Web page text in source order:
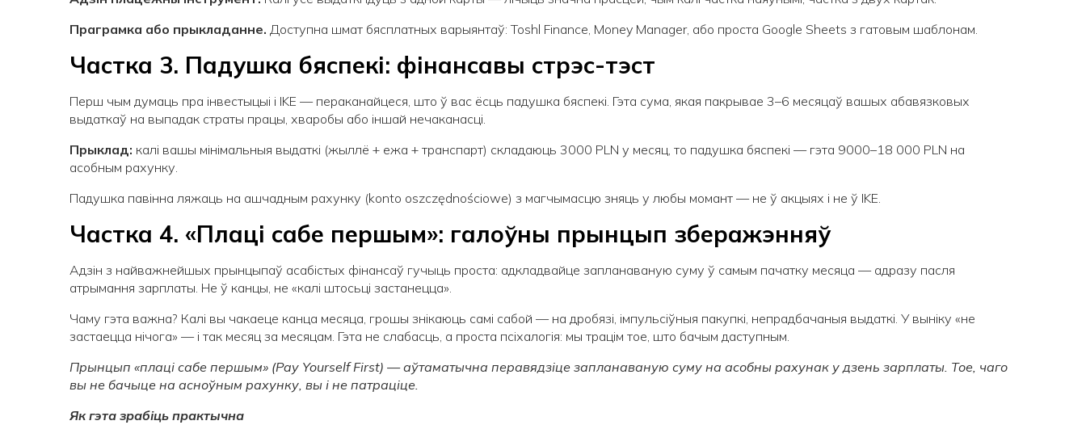
Праграмка або прыкладанне. Доступна шмат бясплатных варыянтаў: Toshl Finance, Money Manager, або проста Google Sheets з гатовым шаблонам.
Частка 3. Падушка бяспекі: фінансавы стрэс-тэст
Перш чым думаць пра інвестыцыі і IKE — пераканайцеся, што ў вас ёсць падушка бяспекі. Гэта сума, якая пакрывае 3–6 месяцаў вашых абавязковых
выдаткаў на выпадак страты працы, хваробы або іншай нечаканасці.
Прыклад: калі вашы мінімальныя выдаткі (жыллё + ежа + транспарт) складаюць 3000 PLN у месяц, то падушка бяспекі — гэта 9000–18 000 PLN на
асобным рахунку.
Падушка павінна ляжаць на ашчадным рахунку (konto oszczędnościowe) з магчымасцю зняць у любы момант — не ў акцыях і не ў IKE.
Частка 4. «Плаці сабе першым»: галоўны прынцып зберажэнняў
Адзін з найважнейшых прынцыпаў асабістых фінансаў гучыць проста: адкладвайце запланаваную суму ў самым пачатку месяца — адразу пасля
атрымання зарплаты. Не ў канцы, не «калі штосьці застанецца».
Чаму гэта важна? Калі вы чакаеце канца месяца, грошы знікаюць самі сабой — на дробязі, імпульсіўныя пакупкі, непрадбачаныя выдаткі. У выніку «не
застаецца нічога» — і так месяц за месяцам. Гэта не слабасць, а проста псіхалогія: мы трацім тое, што бачым даступным.
Прынцып «плаці сабе першым» (Pay Yourself First) — аўтаматычна перавядзіце запланаваную суму на асобны рахунак у дзень зарплаты. Тое, чаго
вы не бачыце на асноўным рахунку, вы і не патраціце.
Як гэта зрабіць практычна